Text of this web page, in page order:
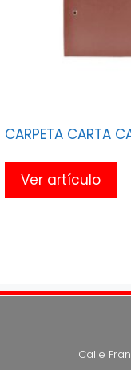
CARPETA CARTA
Ver artículo
Calle